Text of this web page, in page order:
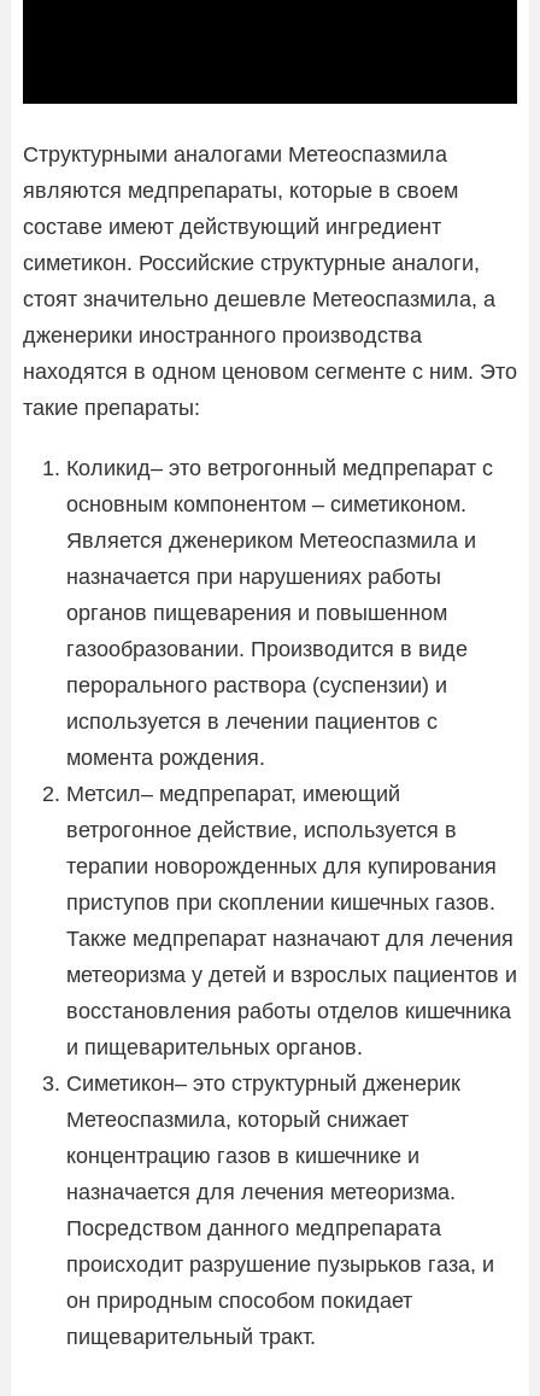
Структурными аналогами Метеоспазмила
являются медпрепараты, которые в своем
составе имеют действующий ингредиент
симетикон. Российские структурные аналоги,
стоят значительно дешевле Метеоспазмила, а
дженерики иностранного производства
находятся в одном ценовом сегменте с ним. Это
такие препараты:
Коликид– это ветрогонный медпрепарат с
основным компонентом – симетиконом.
Является дженериком Метеоспазмила и
назначается при нарушениях работы
органов пищеварения и повышенном
газообразовании. Производится в виде
перорального раствора (суспензии) и
используется в лечении пациентов с
момента рождения.
Метсил– медпрепарат, имеющий
ветрогонное действие, используется в
терапии новорожденных для купирования
приступов при скоплении кишечных газов.
Также медпрепарат назначают для лечения
метеоризма у детей и взрослых пациентов и
восстановления работы отделов кишечника
и пищеварительных органов.
Симетикон– это структурный дженерик
Метеоспазмила, который снижает
концентрацию газов в кишечнике и
назначается для лечения метеоризма.
Посредством данного медпрепарата
происходит разрушение пузырьков газа, и
он природным способом покидает
пищеварительный тракт.